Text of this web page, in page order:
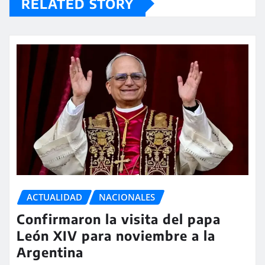
RELATED STORY
ACTUALIDAD NACIONALES
Confirmaron la visita del papa
León XIV para noviembre a la
Argentina